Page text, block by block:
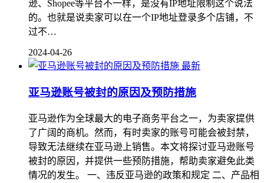
逊、Shopee等平台不一样，是没有IP地址限制这个说法
的。也就是说卖家可以在一个IP地址登录多个店铺，不
过不…
2024-04-26
最新
亚马逊账号被封的原因及预防措施
亚马逊作为全球最大的电子商务平台之一，为卖家提供
了广阔的商机。然而，有时卖家的账号可能会被封禁，
导致无法继续在亚马逊上销售。本文将探讨亚马逊账号
被封的原因，并提供一些预防措施，帮助卖家避免此类
情况的发生。 一、违反亚马逊的政策和规定 二、产品相